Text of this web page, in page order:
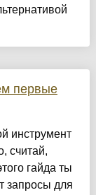
первые
инструмент
считай,
гайда ты
запросы для